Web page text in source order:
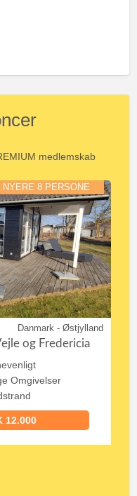
medlemskab
NYERE 8 PERSONE
Danmark - Østjylland
og Fredericia
Omgivelser
12.000